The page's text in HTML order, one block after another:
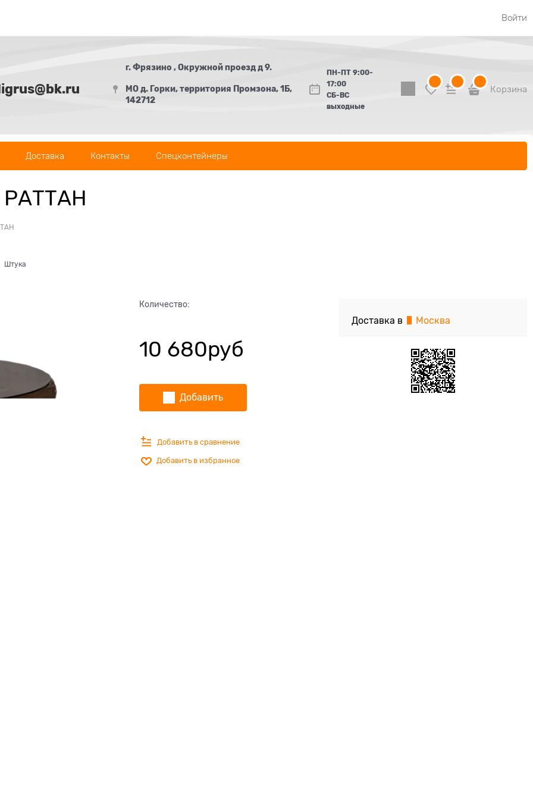
Войти
г. Фрязино , Окружной проезд д 9.
МО д. Горки, территория Промзона, 1Б,
142712
ПН-ПТ 9:00-
17:00
СБ-ВС
выходные
Корзина
Доставка Контакты Спецконтейнеры
РАТТАН
Штука
Количество:
10 680руб
Добавить
Добавить в сравнение
Добавить в избранное
Доставка в Москва